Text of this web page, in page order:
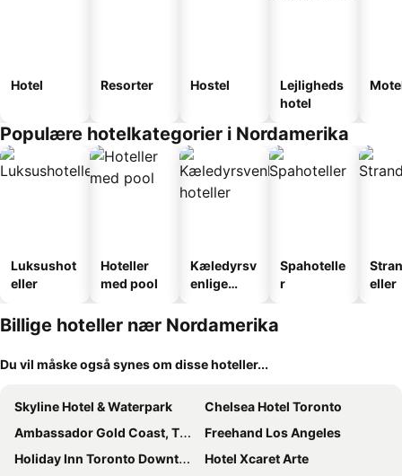
Hotel Resorter Hostel
Lejligheds
hotel
Populære hotelkategorier i Nordamerika
Luksushot
eller
Hoteller
med pool
Kæledyrsv
enlige
Spahotelle
r
eller
Billige hoteller nær Nordamerika
Du vil måske også synes om disse hoteller...
Skyline Hotel & Waterpark
Chelsea Hotel Toronto
Ambassador Gold Coast, The Chicago Hotel Collection
Freehand Los Angeles
Holiday Inn Toronto Downtown Centre By Ihg
Hotel Xcaret Arte